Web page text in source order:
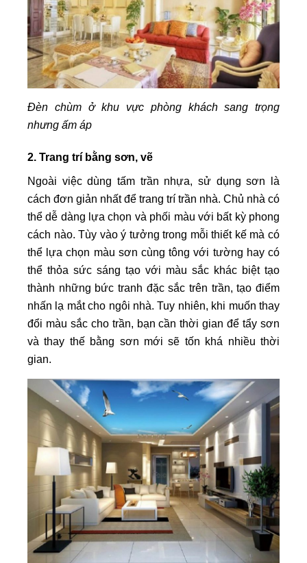
Đèn chùm ở khu vực phòng khách sang trọng
nhưng ấm áp
2. Trang trí bằng sơn, vẽ
Ngoài việc dùng tấm trần nhựa, sử dụng sơn là
cách đơn giản nhất để trang trí trần nhà. Chủ nhà có
thể dễ dàng lựa chọn và phối màu với bất kỳ phong
cách nào. Tùy vào ý tưởng trong mỗi thiết kế mà có
thể lựa chọn màu sơn cùng tông với tường hay có
thể thỏa sức sáng tạo với màu sắc khác biệt tạo
thành những bức tranh đặc sắc trên trần, tạo điểm
nhấn lạ mắt cho ngôi nhà. Tuy nhiên, khi muốn thay
đổi màu sắc cho trần, bạn cần thời gian để tẩy sơn
và thay thế bằng sơn mới sẽ tốn khá nhiều thời
gian.